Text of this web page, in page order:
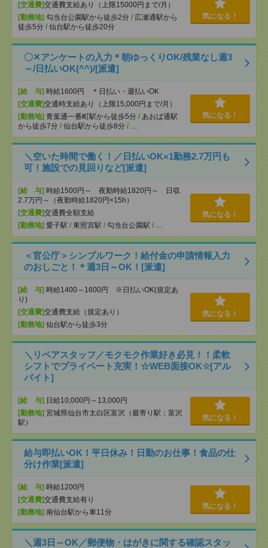
[交通費]交通費支給あり（上限15000円まで/月）
[勤務地] 勾当台公園駅から徒歩2分 / 広瀬通駅から
徒歩5分 / 仙台駅から徒歩20分
気になる！
〇✕アンケートの入力＊朝ゆっくりOK/残業なし週3
～/日払いOK(^^)/[派遣]
[給 与] 時給1600円 ＊日払い・週払いOK
[交通費]交通時支給あり（上限15,000円まで/月）
[勤務地] 青葉通一番町駅から徒歩5分 / あおば通駅
から徒歩7分 / 仙台駅から徒歩8分 / …
気になる！
＼空いた時間で働く！／日払いOK×1勤務2.7万円も
可！施設での見回りなど[派遣]
[給 与] 時給1500円～ 夜勤時給1820円～ 日収
2.7万円～（夜勤時給1820円×15h）
[交通費]交通費全額支給
[勤務地] 愛子駅 / 東照宮駅 / 勾当台公園駅 / …
気になる！
＜官公庁＞シンプルワーク！給付金の申請情報入力
のおしごと！＊週3日～OK！[派遣]
[給 与] 時給1400～1600円 ※日払いOK(規定あ
り)
[交通費]交通費支給（規定あり）
[勤務地] 仙台駅から徒歩3分
気になる！
＼リペアスタッフ／モクモク作業好き必見！！柔軟
シフトでプライベート充実！☆WEB面接OK☆[アル
バイト]
[給 与] 日給10,000円～13,000円
[勤務地] 宮城県仙台市太白区富沢（最寄り駅：富沢
駅）
気になる！
給与即払いOK！平日休み！日勤のお仕事！食品の仕
分け作業[派遣]
[給 与] 時給1200円
[交通費]交通費支給有り
[勤務地] 南仙台駅から車11分
気になる！
＼週3日～OK／郵便物・はがきに関する確認スタッ